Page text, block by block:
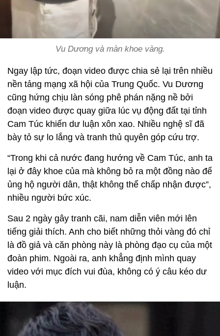
Vu Dương và màn khoe vàng.
Ngay lập tức, đoạn video được chia sẻ lại trên nhiều
nền tảng mạng xã hội của Trung Quốc. Vu Dương
cũng hứng chịu làn sóng phê phán nặng nề bởi
đoạn video được quay giữa lúc vụ động đất tại tỉnh
Cam Túc khiến dư luận xôn xao. Nhiều nghệ sĩ đã
bày tỏ sự lo lắng và tranh thủ quyên góp cứu trợ.
“Trong khi cả nước đang hướng về Cam Túc, anh ta
lại ở đây khoe của mà không bỏ ra một đồng nào để
ủng hộ người dân, thật không thể chấp nhận được”,
nhiều người bức xúc.
Sau 2 ngày gây tranh cãi, nam diễn viên mới lên
tiếng giải thích. Anh cho biết những thỏi vàng đó chỉ
là đồ giả và căn phòng này là phòng đạo cụ của một
đoàn phim. Ngoài ra, anh khẳng định mình quay
video với mục đích vui đùa, không có ý câu kéo dư
luận.